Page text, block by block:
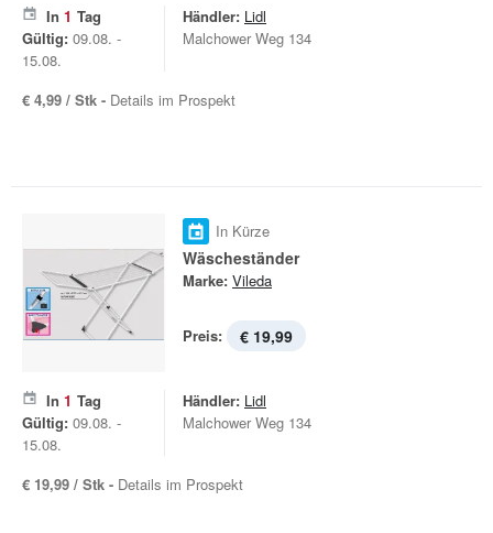
In 1 Tag
Gültig: 09.08. -
15.08.
Händler: Lidl
Malchower Weg 134
€ 4,99 / Stk - Details im Prospekt
In Kürze
Wäscheständer
Marke: Vileda
Preis: € 19,99
In 1 Tag
Gültig: 09.08. -
15.08.
Händler: Lidl
Malchower Weg 134
€ 19,99 / Stk - Details im Prospekt